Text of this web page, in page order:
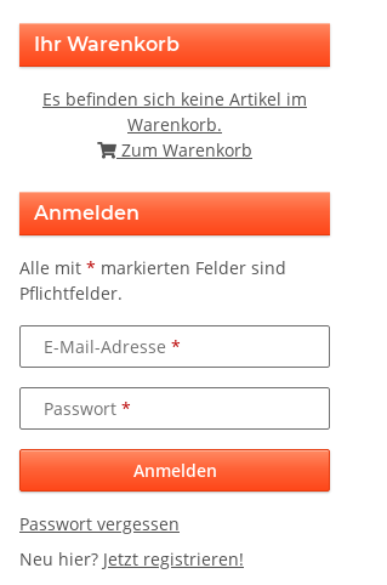
Ihr Warenkorb
Es befinden sich keine Artikel im
Warenkorb.
Zum Warenkorb
Anmelden
Alle mit * markierten Felder sind
Pflichtfelder.
E-Mail-Adresse
Passwort
Anmelden
Passwort vergessen
Neu hier? Jetzt registrieren!